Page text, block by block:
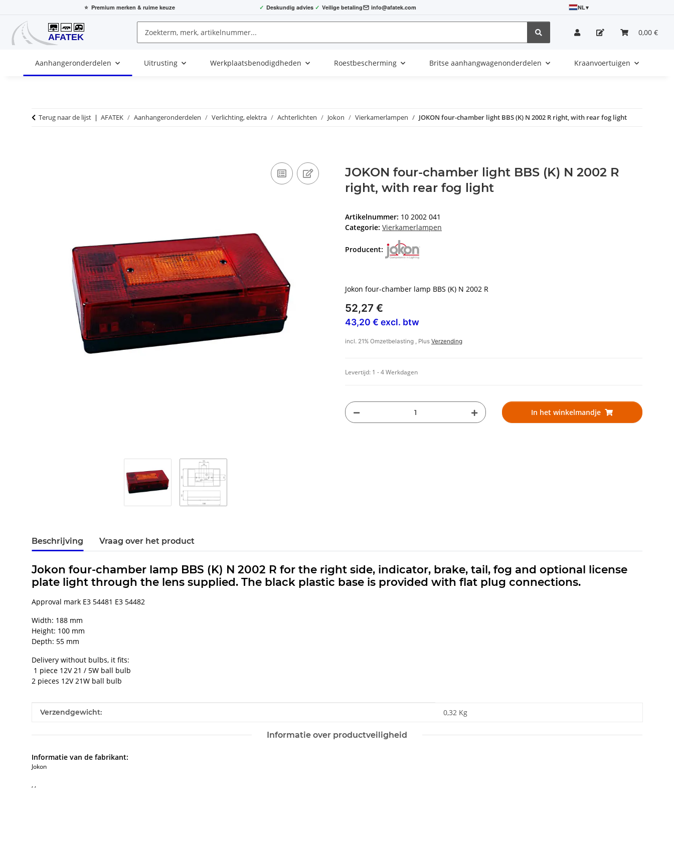
⭐ Premium merken & ruime keuze ✓ Deskundig advies ✓ Veilige betaling info@afatek.com NL▾
0,00 €
Aanhangeronderdelen Uitrusting Werkplaatsbenodigdheden Roestbescherming Britse aanhangwagenonderdelen Kraanvoertuigen
Terug naar de lijst AFATEK Aanhangeronderdelen Verlichting, elektra Achterlichten Jokon Vierkamerlampen JOKON four-chamber light BBS (K) N 2002 R right, with rear fog light
JOKON four-chamber light BBS (K) N 2002 R
right, with rear fog light
Artikelnummer: 10 2002 041
Categorie: Vierkamerlampen
Producent:
Jokon four-chamber lamp BBS (K) N 2002 R
52,27 €
43,20 € excl. btw
incl. 21% Omzetbelasting , Plus Verzending
Levertijd: 1 - 4 Werkdagen
In het winkelmandje
Beschrijving Vraag over het product
Jokon four-chamber lamp BBS (K) N 2002 R for the right side, indicator, brake, tail, fog and optional license
plate light through the lens supplied. The black plastic base is provided with flat plug connections.
Approval mark E3 54481 E3 54482
Width: 188 mm
Height: 100 mm
Depth: 55 mm
Delivery without bulbs, it fits:
1 piece 12V 21 / 5W ball bulb
2 pieces 12V 21W ball bulb
#productDetails.itemInformation#
#productDetails.itemValue#
Verzendgewicht: 0,32 Kg
Informatie over productveiligheid
Informatie van de fabrikant:
Jokon
, ,